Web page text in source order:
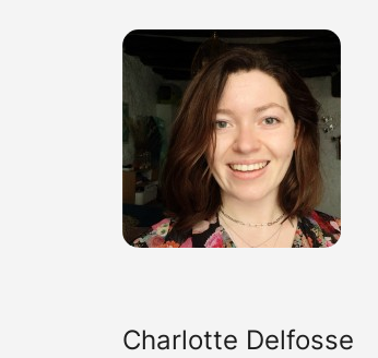
Charlotte Delfosse